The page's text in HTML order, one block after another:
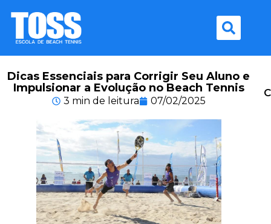
Dicas Essenciais para Corrigir Seu Aluno e
Impulsionar a Evolução no Beach Tennis
3 min de leitura 07/02/2025